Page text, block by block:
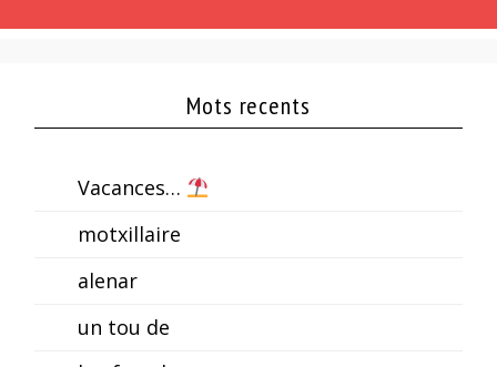
Mots recents
Vacances…
motxillaire
alenar
un tou de